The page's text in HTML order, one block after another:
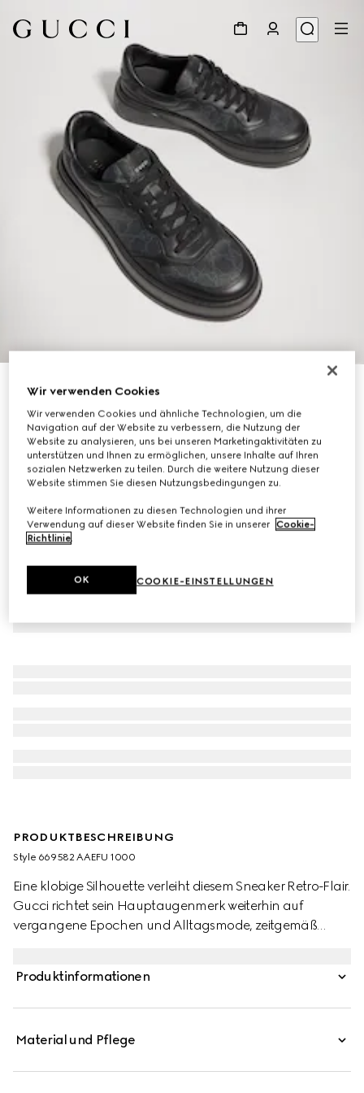
Klobiger Herrensneaker mit GG
€ 790
Variantenschwarzer GG Supreme
PRODUKTBESCHREIBUNG
Style ‎669582 AAEFU 1000
Eine klobige Silhouette verleiht diesem Sneaker Retro-Flair.
Gucci richtet sein Hauptaugenmerk weiterhin auf
vergangene Epochen und Alltagsmode, zeitgemäß
Logo des Hauses.
Produktinformationen
Material und Pflege
Wir verwenden Cookies
Wir verwenden Cookies und ähnliche Technologien, um die
Navigation auf der Website zu verbessern, die Nutzung der
Website zu analysieren, uns bei unseren Marketingaktivitäten zu
unterstützen und Ihnen zu ermöglichen, unsere Inhalte auf Ihren
sozialen Netzwerken zu teilen. Durch die weitere Nutzung dieser
Website stimmen Sie diesen Nutzungsbedingungen zu.
Weitere Informationen zu diesen Technologien und ihrer
Verwendung auf dieser Website finden Sie in unserer Cookie-
Richtlinie.
COOKIE-EINSTELLUNGEN
OK